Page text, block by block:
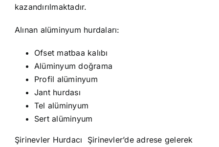
kazandırılmaktadır.
Alınan alüminyum hurdaları:
Ofset matbaa kalıbı
Alüminyum doğrama
Profil alüminyum
Jant hurdası
Tel alüminyum
Sert alüminyum
Şirinevler Hurdacı Şirinevler’de adrese gelerek